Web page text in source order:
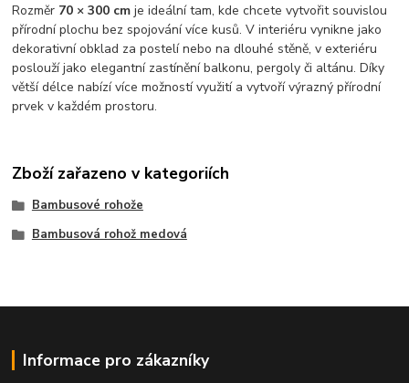
Rozměr 70 × 300 cm je ideální tam, kde chcete vytvořit souvislou
přírodní plochu bez spojování více kusů. V interiéru vynikne jako
dekorativní obklad za postelí nebo na dlouhé stěně, v exteriéru
poslouží jako elegantní zastínění balkonu, pergoly či altánu. Díky
větší délce nabízí více možností využití a vytvoří výrazný přírodní
prvek v každém prostoru.
Zboží zařazeno v kategoriích
Bambusové rohože
Bambusová rohož medová
Informace pro zákazníky